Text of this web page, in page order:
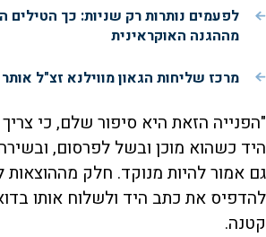
לפעמים נותרות רק שניות: כך הטילים
מההגנה האוקראינית
מרכז שליחות הגאון מווילנא זצ"ל
"הפנייה הזאת היא סיפור שלם, כי
היד כשהוא מוכן ובשל לפרסום,
גם אמור להיות מנוקד. חלק מההוצאות
להדפיס את כתב היד ולשלוח אותו
קטנה.